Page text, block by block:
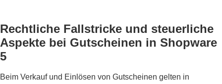
Rechtliche Fallstricke und steuerliche
Aspekte bei Gutscheinen in Shopware
5
Beim Verkauf und Einlösen von Gutscheinen gelten in